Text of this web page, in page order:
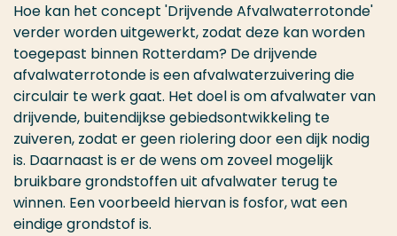
Hoe kan het concept 'Drijvende Afvalwaterrotonde'
verder worden uitgewerkt, zodat deze kan worden
toegepast binnen Rotterdam? De drijvende
afvalwaterrotonde is een afvalwaterzuivering die
circulair te werk gaat. Het doel is om afvalwater van
drijvende, buitendijkse gebiedsontwikkeling te
zuiveren, zodat er geen riolering door een dijk nodig
is. Daarnaast is er de wens om zoveel mogelijk
bruikbare grondstoffen uit afvalwater terug te
winnen. Een voorbeeld hiervan is fosfor, wat een
eindige grondstof is.